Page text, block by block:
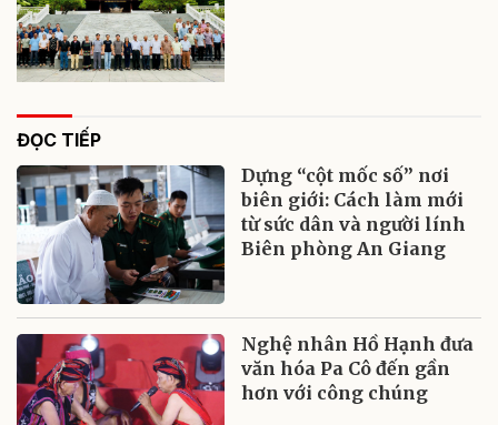
ĐỌC TIẾP
Dựng “cột mốc số” nơi
biên giới: Cách làm mới
từ sức dân và người lính
Biên phòng An Giang
Nghệ nhân Hồ Hạnh đưa
văn hóa Pa Cô đến gần
hơn với công chúng